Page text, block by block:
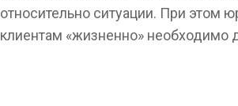
относительно ситуации. При этом
клиентам «жизненно» необходимо